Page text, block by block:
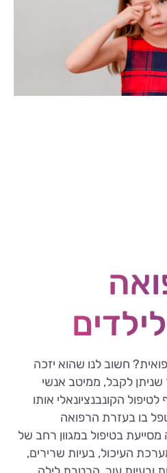
חשוב לנו שהוא יזכה
שניתן לקבל, ממיטב אנשי
הקונבנציונאלי אותו
בו בעזרת הרפואה
בטיפול במגוון רחב של
העיכול, בעיות שרירים,